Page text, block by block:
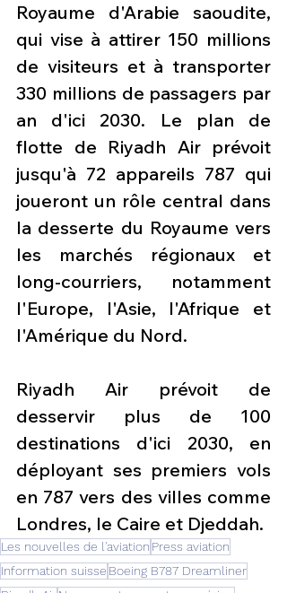
Royaume d'Arabie saoudite,
qui vise à attirer 150 millions
de visiteurs et à transporter
330 millions de passagers par
an d'ici 2030. Le plan de
flotte de Riyadh Air prévoit
jusqu'à 72 appareils 787 qui
joueront un rôle central dans
la desserte du Royaume vers
les marchés régionaux et
long-courriers, notamment
l'Europe, l'Asie, l'Afrique et
l'Amérique du Nord.
Riyadh Air prévoit de
desservir plus de 100
destinations d'ici 2030, en
déployant ses premiers vols
en 787 vers des villes comme
Londres, le Caire et Djeddah.
Les nouvelles de l'aviation Press aviation
Information suisse Boeing B787 Dreamliner